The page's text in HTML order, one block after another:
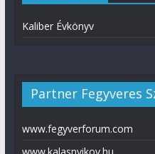
Kaliber Évkönyv
Partner Fegyveres
www.fegyverforum.com
www.kalasnyikov.hu